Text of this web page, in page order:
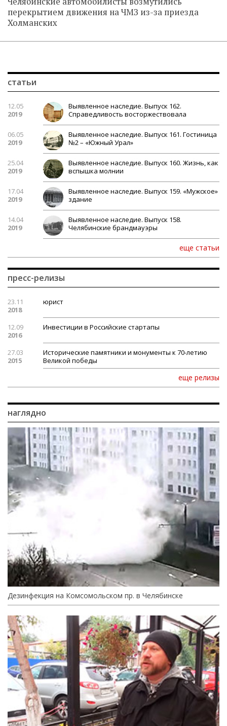
перекрытием движения на ЧМЗ из-за приезда
Холманских
статьи
12.05
2019
Выявленное наследие. Выпуск 162.
Справедливость восторжествовала
06.05
2019
Выявленное наследие. Выпуск 161. Гостиница
№2 – «Южный Урал»
25.04
2019
Выявленное наследие. Выпуск 160. Жизнь, как
вспышка молнии
17.04
2019
Выявленное наследие. Выпуск 159. «Мужское»
здание
14.04
2019
Выявленное наследие. Выпуск 158.
Челябинские брандмауэры
еще статьи
пресс-релизы
23.11
2018
юрист
12.09
2016
Инвестиции в Российские стартапы
27.03
2015
Исторические памятники и монументы к 70-летию
Великой победы
еще релизы
наглядно
Дезинфекция на Комсомольском пр. в Челябинске